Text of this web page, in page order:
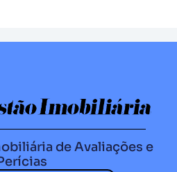
de Avaliações e